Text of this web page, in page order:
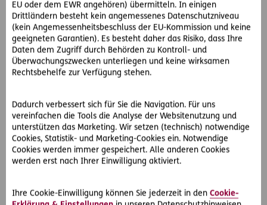
EU oder dem EWR angehören) übermitteln. In einigen
Drittländern besteht kein angemessenes Datenschutzniveau
(kein Angemessenheitsbeschluss der EU-Kommission und keine
geeigneten Garantien). Es besteht daher das Risiko, dass Ihre
Daten dem Zugriff durch Behörden zu Kontroll- und
Überwachungszwecken unterliegen und keine wirksamen
Rechtsbehelfe zur Verfügung stehen.
Dadurch verbessert sich für Sie die Navigation. Für uns
vereinfachen die Tools die Analyse der Websitenutzung und
unterstützen das Marketing. Wir setzen (technisch) notwendige
Cookies, Statistik- und Marketing-Cookies ein. Notwendige
Cookies werden immer gespeichert. Alle anderen Cookies
werden erst nach Ihrer Einwilligung aktiviert.
Ihre Cookie-Einwilligung können Sie jederzeit in den Cookie-
strafbar.
Zur Entgegennahme von schriftlichen Strafanzeigen sind
vor allem die Sicherheitsdienststellen der
Polizei verpflichtet, aber auch Staatsanwaltschaften und
Gerichte, die mit Strafsachen befasst sind. Man kann